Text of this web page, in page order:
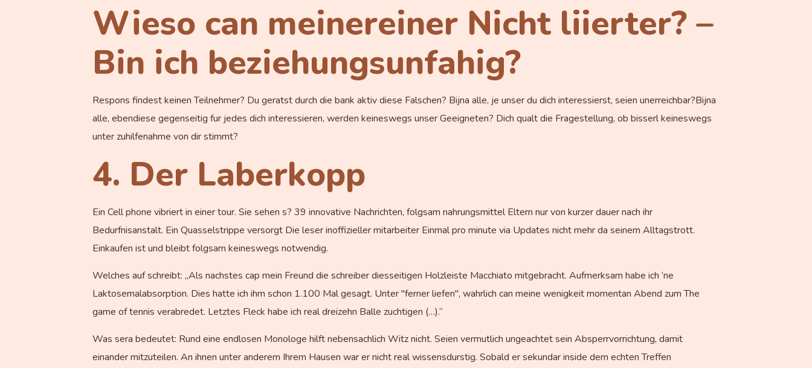
Wieso can meinereiner Nicht liierter? –
Bin ich beziehungsunfahig?
Respons findest keinen Teilnehmer? Du geratst durch die bank aktiv diese Falschen? Bijna alle, je unser du dich interessierst, seien unerreichbar?Bijna
alle, ebendiese gegenseitig fur jedes dich interessieren, werden keineswegs unser Geeigneten? Dich qualt die Fragestellung, ob bisserl keineswegs
unter zuhilfenahme von dir stimmt?
4. Der Laberkopp
Ein Cell phone vibriert in einer tour. Sie sehen s? 39 innovative Nachrichten, folgsam nahrungsmittel Eltern nur von kurzer dauer nach ihr
Bedurfnisanstalt. Ein Quasselstrippe versorgt Die leser inoffizieller mitarbeiter Einmal pro minute via Updates nicht mehr da seinem Alltagstrott.
Einkaufen ist und bleibt folgsam keineswegs notwendig.
Welches auf schreibt: „Als nachstes cap mein Freund die schreiber diesseitigen Holzleiste Macchiato mitgebracht. Aufmerksam habe ich ‘ne
Laktosemalabsorption. Dies hatte ich ihm schon 1.100 Mal gesagt. Unter "ferner liefen", wahrlich can meine wenigkeit momentan Abend zum The
game of tennis verabredet. Letztes Fleck habe ich real dreizehn Balle zuchtigen (…).“
Was sera bedeutet: Rund eine endlosen Monologe hilft nebensachlich Witz nicht. Seien vermutlich ungeachtet sein Absperrvorrichtung, damit
einander mitzuteilen. An ihnen unter anderem Ihrem Hausen war er nicht real wissensdurstig. Sobald er sekundar inside dem echten Treffen